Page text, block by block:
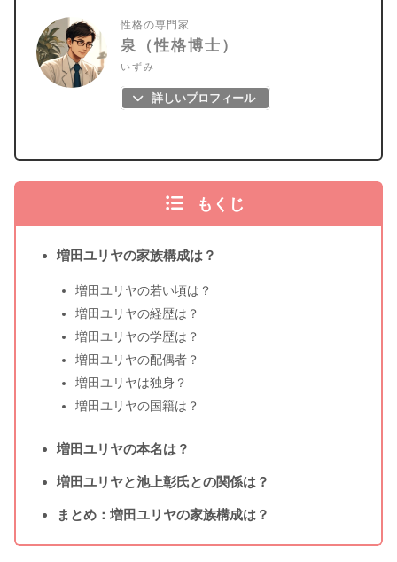
性格の専門家
泉（性格博士）
いずみ
詳しいプロフィール
もくじ
増田ユリヤの家族構成は？
増田ユリヤの若い頃は？
増田ユリヤの経歴は？
増田ユリヤの学歴は？
増田ユリヤの配偶者？
増田ユリヤは独身？
増田ユリヤの国籍は？
増田ユリヤの本名は？
増田ユリヤと池上彰氏との関係は？
まとめ：増田ユリヤの家族構成は？